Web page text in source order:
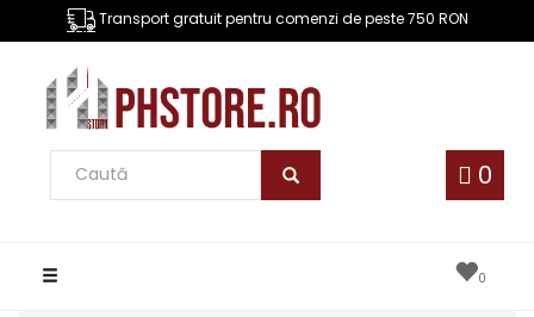
Transport gratuit pentru comenzi de peste 750 RON
0
Toggle
0